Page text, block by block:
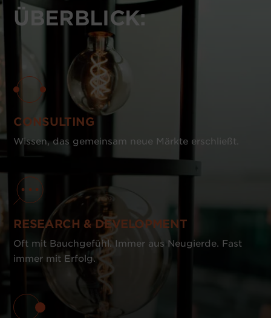
ÜBERBLICK:
CONSULTING
Wissen, das gemeinsam neue Märkte erschließt.
RESEARCH & DEVELOPMENT
Oft mit Bauchgefühl. Immer aus Neugierde. Fast
immer mit Erfolg.